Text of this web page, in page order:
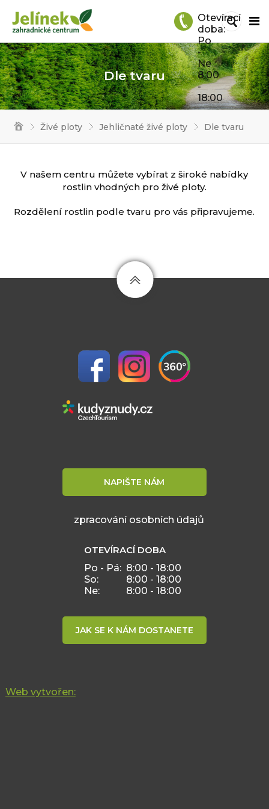
Otevírací
doba:
Po
-
Ne
8:00
-
18:00
Dle tvaru
Živé ploty Jehličnaté živé ploty Dle tvaru
V našem centru můžete vybírat z široké nabídky
rostlin vhodných pro živé ploty.
Rozdělení rostlin podle tvaru pro vás připravujeme.
NAPIŠTE NÁM
zpracování osobních údajů
OTEVÍRACÍ DOBA
Po - Pá: 8:00 - 18:00
So:
8:00 - 18:00
Ne:
8:00 - 18:00
JAK SE K NÁM DOSTANETE
Web vytvořen: